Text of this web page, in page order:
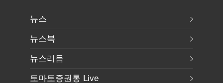
뉴스
뉴스북
뉴스리듬
토마토증권통 Live